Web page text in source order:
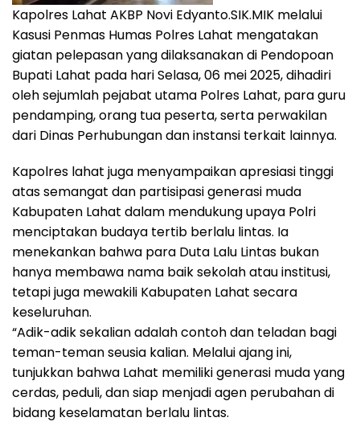
Kapolres Lahat AKBP Novi Edyanto.SIK.MIK melalui
Kasusi Penmas Humas Polres Lahat mengatakan
giatan pelepasan yang dilaksanakan di Pendopoan
Bupati Lahat pada hari Selasa, 06 mei 2025, dihadiri
oleh sejumlah pejabat utama Polres Lahat, para guru
pendamping, orang tua peserta, serta perwakilan
dari Dinas Perhubungan dan instansi terkait lainnya.
Kapolres lahat juga menyampaikan apresiasi tinggi
atas semangat dan partisipasi generasi muda
Kabupaten Lahat dalam mendukung upaya Polri
menciptakan budaya tertib berlalu lintas. Ia
menekankan bahwa para Duta Lalu Lintas bukan
hanya membawa nama baik sekolah atau institusi,
tetapi juga mewakili Kabupaten Lahat secara
keseluruhan.
“Adik-adik sekalian adalah contoh dan teladan bagi
teman-teman seusia kalian. Melalui ajang ini,
tunjukkan bahwa Lahat memiliki generasi muda yang
cerdas, peduli, dan siap menjadi agen perubahan di
bidang keselamatan berlalu lintas.